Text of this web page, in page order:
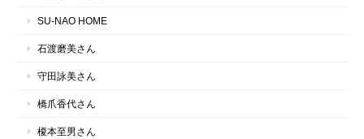
SU-NAO HOME
石渡磨美さん
守田詠美さん
橋爪香代さん
榎本至男さん